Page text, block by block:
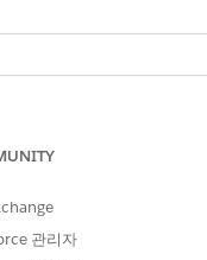
Designer
tab.
관리자